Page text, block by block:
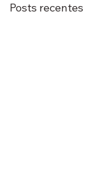
Posts recentes